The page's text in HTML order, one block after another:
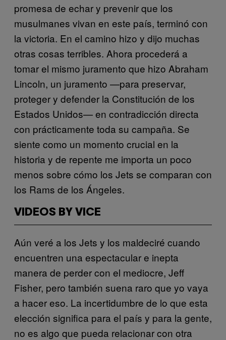
promesa de echar y prevenir que los
musulmanes vivan en este país, terminó con
la victoria. En el camino hizo y dijo muchas
otras cosas terribles. Ahora procederá a
tomar el mismo juramento que hizo Abraham
Lincoln, un juramento —para preservar,
proteger y defender la Constitución de los
Estados Unidos— en contradicción directa
con prácticamente toda su campaña. Se
siente como un momento crucial en la
historia y de repente me importa un poco
menos sobre cómo los Jets se comparan con
los Rams de los Ángeles.
VIDEOS BY VICE
Aún veré a los Jets y los maldeciré cuando
encuentren una espectacular e inepta
manera de perder con el mediocre, Jeff
Fisher, pero también suena raro que yo vaya
a hacer eso. La incertidumbre de lo que esta
elección significa para el país y para la gente,
no es algo que pueda relacionar con otra